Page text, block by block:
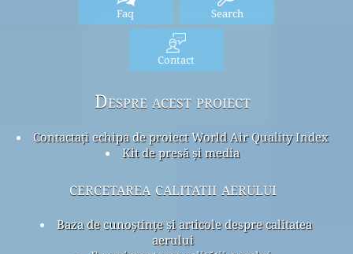
Faq Search
Contact
Despre acest proiect
Contactați echipa de proiect World Air Quality Index
Kit de presă și media
cercetarea calitatii aerului
Baza de cunoștințe și articole despre calitatea
aerului